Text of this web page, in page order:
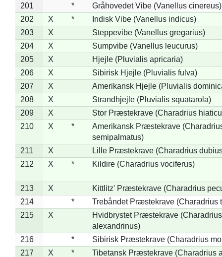
201
*
Gråhovedet Vibe (Vanellus cinereus)
202
X *
Indisk Vibe (Vanellus indicus)
203
X
Steppevibe (Vanellus gregarius)
204
X
Sumpvibe (Vanellus leucurus)
205
X
Hjejle (Pluvialis apricaria)
206
X
Sibirisk Hjejle (Pluvialis fulva)
207
X
Amerikansk Hjejle (Pluvialis
208
X
Strandhjejle (Pluvialis squatarola)
209
X
Stor Præstekrave (Charadrius
210
X *
Amerikansk Præstekrave
semipalmatus)
211
X
Lille Præstekrave (Charadrius
212
X * Kildire (Charadrius vociferus)
213 X
Kittlitz' Præstekrave (Charadrius
214
*
Trebåndet Præstekrave (Charadrius
215
X
Hvidbrystet Præstekrave (Charadrius
alexandrinus)
216
*
Sibirisk Præstekrave (Charadrius
217
X * Tibetansk Præstekrave (Charadrius